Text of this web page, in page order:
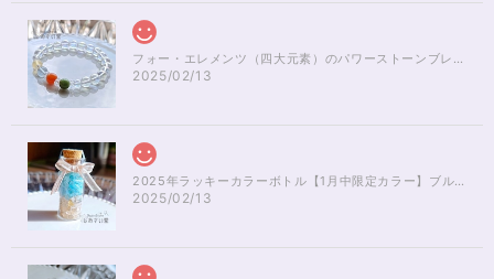
フォー・エレメンツ（四大元素）のパワーストーンブレスレット✨レインボーオーラ16cm
2025/02/13
2025年ラッキーカラーボトル【1月中限定カラー】ブルーアパタイト×ルチルクォーツさざれ石
2025/02/13